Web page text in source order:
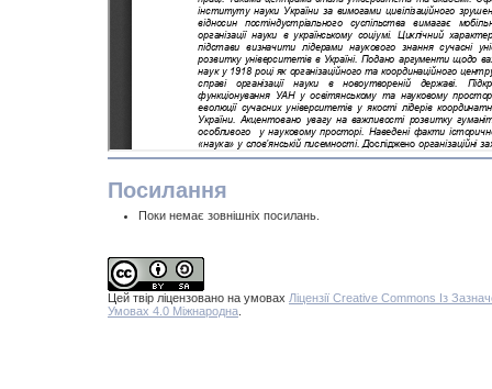
Посилання
Поки немає зовнішніх посилань.
Цей твір ліцензовано на умовах Ліцензії Creative Commons Із
Умовах 4.0 Міжнародна